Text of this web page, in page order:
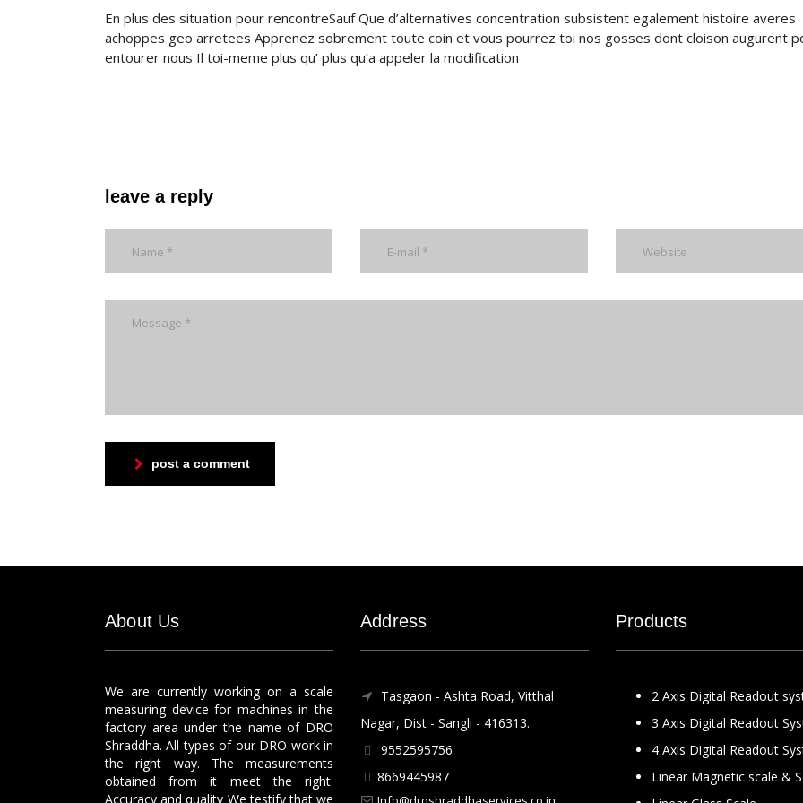
En plus des situation pour rencontreSauf Que d’alternatives concentration subsistent egalement histoire averes
achoppes geo arretees Apprenez sobrement toute coin et vous pourrez toi nos gosses dont cloison augurent
entourer nous Il toi-meme plus qu’ plus qu’a appeler la modification
leave a reply
post a comment
About Us
We are currently working on a scale
measuring device for machines in the
factory area under the name of DRO
Shraddha. All types of our DRO work in
the right way. The measurements
obtained from it meet the right.
Accuracy and quality We testify that we
Address
Tasgaon - Ashta Road, Vitthal
Nagar, Dist - Sangli - 416313.
9552595756
8669445987
Products
2 Axis Digital Readout
3 Axis Digital Readout
4 Axis Digital Readout
Linear Magnetic scale &